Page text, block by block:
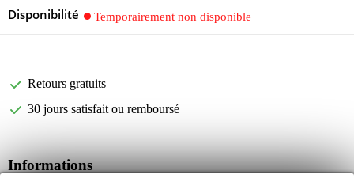
Disponibilité Temporairement non disponible
Retours gratuits
30 jours satisfait ou remboursé
Informations